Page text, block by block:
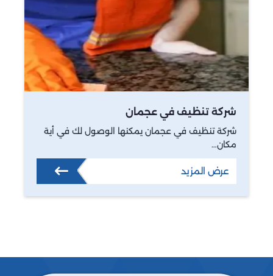
شركة تنظيف في عجمان
شركة تنظيف في عجمان يمكنها الوصول لك في أية
مكان…
عرض المزيد